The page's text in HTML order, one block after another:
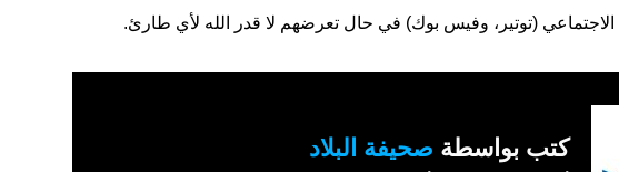
الاجتماعي (توتير، وفيس بوك) في حال تعرضهم لا قدر الله لأي طارئ.
كتب بواسطة صحيفة البلاد